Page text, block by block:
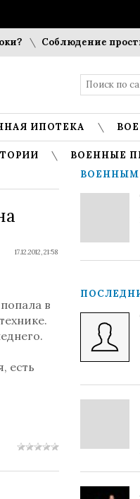
Соблюдение простых
ИПОТЕКА
ВОЕННЫЕ
17.12.2012, 21:58
в
есть
ВОЕННЫМ